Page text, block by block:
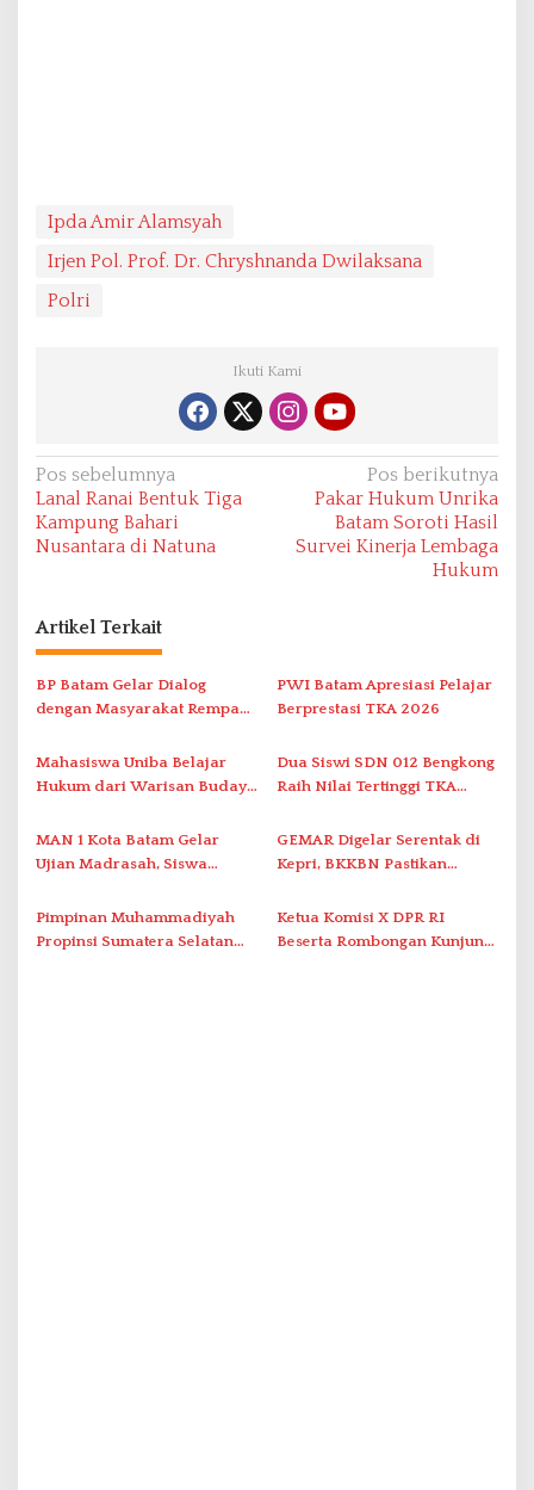
Ipda Amir Alamsyah
Irjen Pol. Prof. Dr. Chryshnanda Dwilaksana
Polri
Ikuti Kami
N
a
v
g
a
s
i
o
Pos sebelumnya
Lanal Ranai Bentuk Tiga
Kampung Bahari
Nusantara di Natuna
Pos berikutnya
Pakar Hukum Unrika
Batam Soroti Hasil
Survei Kinerja Lembaga
Hukum
Artikel Terkait
BP Batam Gelar Dialog
dengan Masyarakat Rempang
Rakyat Merah Putih
PWI Batam Apresiasi Pelajar
Berprestasi TKA 2026
Mahasiswa Uniba Belajar
Hukum dari Warisan Budaya
Dua Siswi SDN 012 Bengkong
Raih Nilai Tertinggi TKA
MAN 1 Kota Batam Gelar
Ujian Madrasah, Siswa
GEMAR Digelar Serentak di
Kepri, BKKBN Pastikan
Pimpinan Muhammadiyah
Propinsi Sumatera Selatan
Ketua Komisi X DPR RI
Beserta Rombongan Kunjungi